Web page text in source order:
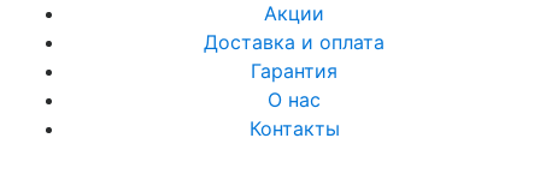
Акции
Доставка и оплата
Гарантия
О нас
Контакты